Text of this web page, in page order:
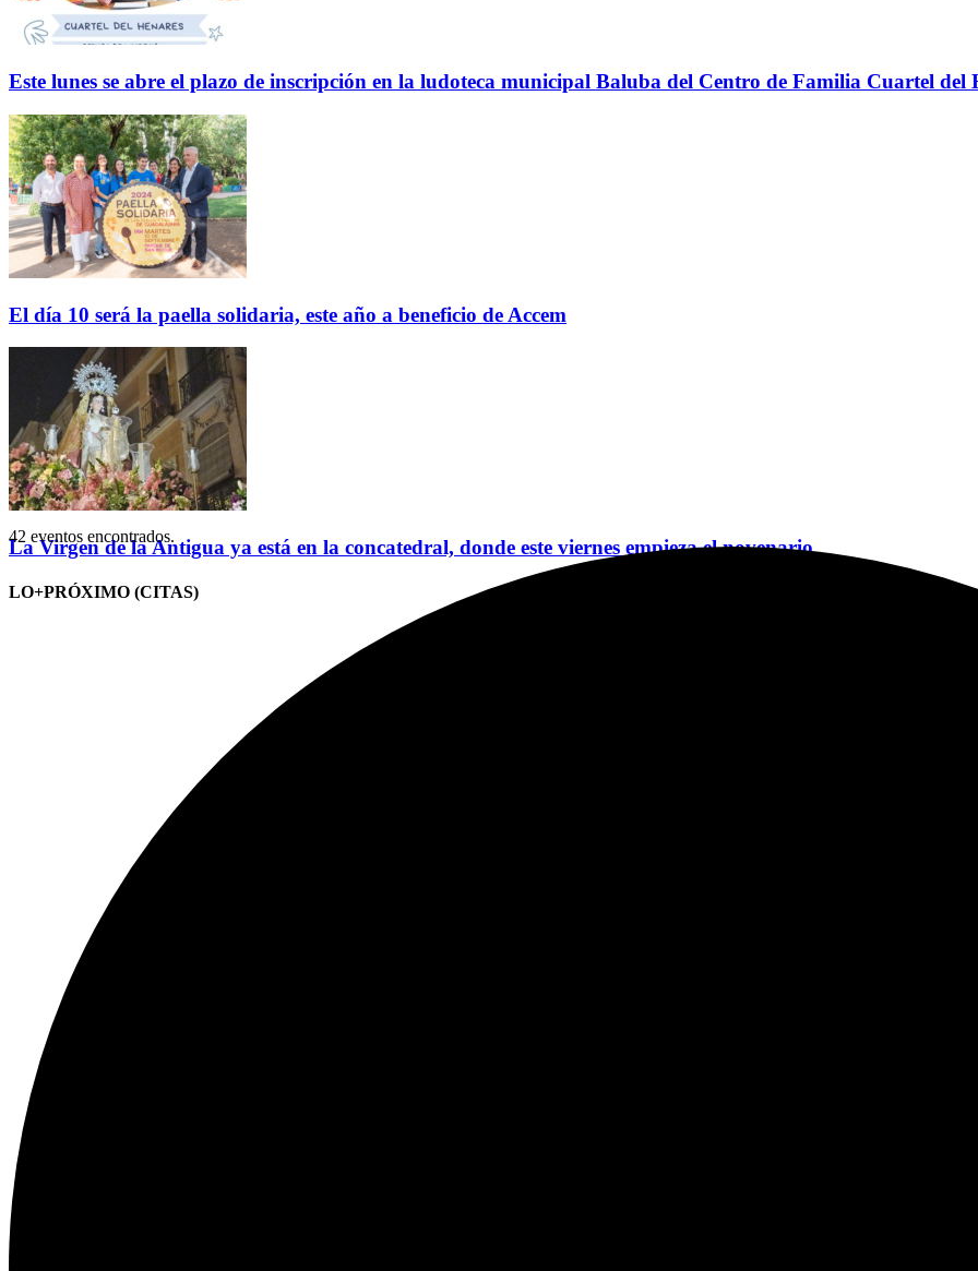
Este lunes se abre el plazo de inscripción en la ludoteca municipal Baluba del Centro de Familia Cuartel del
El día 10 será la paella solidaria, este año a beneficio de Accem
La Virgen de la Antigua ya está en la concatedral, donde este viernes empieza el novenario
LO+PRÓXIMO (CITAS)
42 eventos encontrados.